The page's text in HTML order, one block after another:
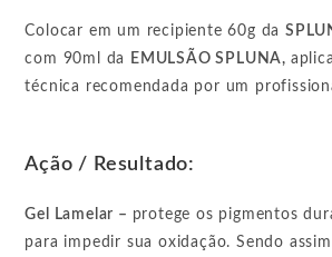
Colocar em um recipiente 60g da
com 90ml da
EMULSÃO SPLUNA,
técnica recomendada por um
Ação / Resultado:
Gel Lamelar – protege os pigmentos
para impedir sua oxidação. Sendo